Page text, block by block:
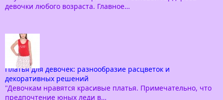
девочки любого возраста. Главное…
Платья для девочек: разнообразие расцветок и
декоративных решений
"Девочкам нравятся красивые платья. Примечательно, что
предпочтение юных леди в…